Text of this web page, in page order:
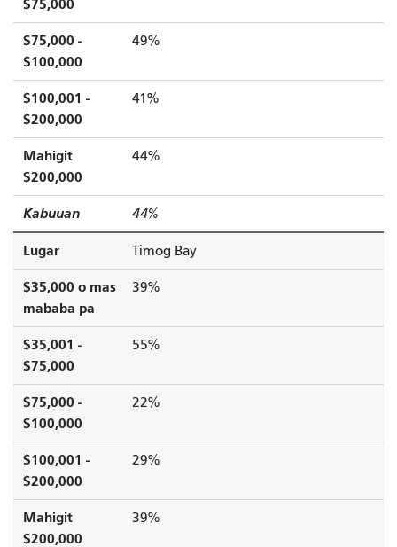
$75,000
$75,000 -
$100,000
49%
$100,001 -
$200,000
41%
Mahigit
$200,000
44%
Kabuuan 44%
Lugar Timog Bay
$35,000 o mas
mababa pa
39%
$35,001 -
$75,000
55%
$75,000 -
$100,000
22%
$100,001 -
$200,000
29%
Mahigit
$200,000
39%